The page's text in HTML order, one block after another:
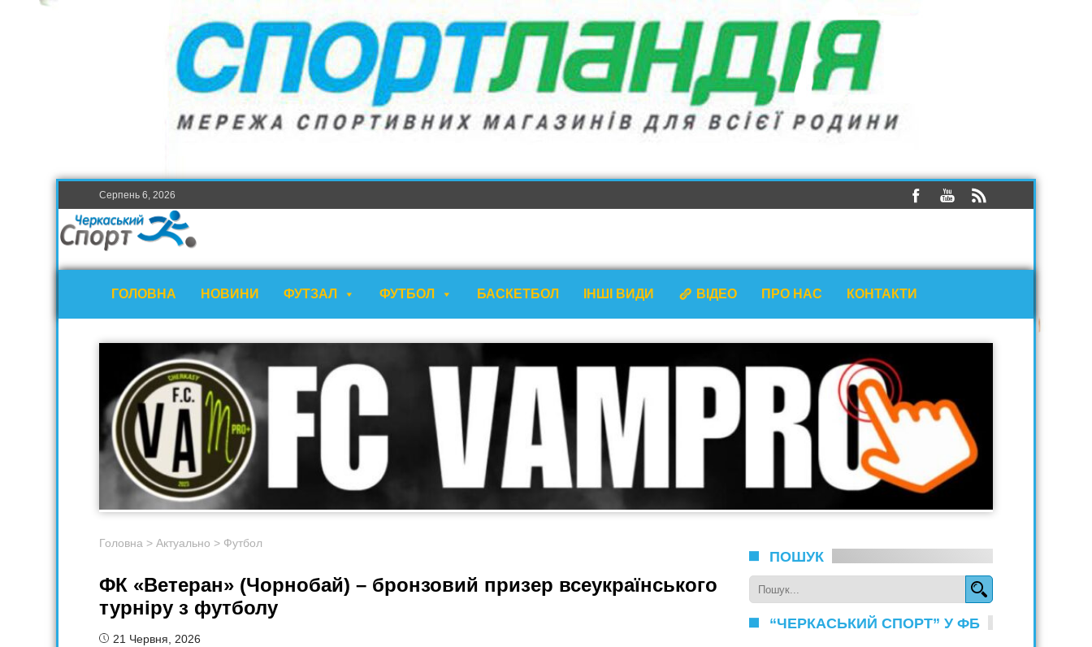
Серпень 6, 2026
ГОЛОВНА НОВИНИ ФУТЗАЛ ФУТБОЛ БАСКЕТБОЛ ІНШІ ВИДИ ВІДЕО ПРО НАС КОНТАКТИ
Головна > Актуально > Футбол
ФК «Ветеран» (Чорнобай) – бронзовий призер всеукраїнського
турніру з футболу
21 Червня, 2026
ПОШУК
“ЧЕРКАСЬКИЙ СПОРТ” У ФБ